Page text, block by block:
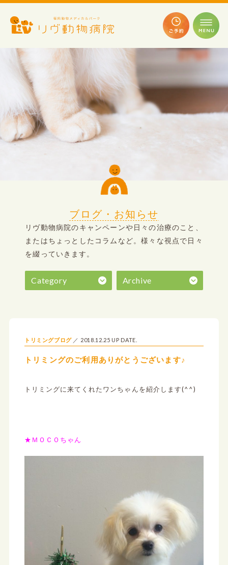
ブログ・お知らせ
リヴ動物病院のキャンペーンや日々の治療のこと、
またはちょっとしたコラムなど。様々な視点で日々
を綴っていきます。
Category Archive
トリミングのご利用ありがとうございます♪
トリミングブログ 2018.12.25 UP DATE.
トリミングに来てくれたワンちゃんを紹介します(^^)
★ＭＯＣＯちゃん